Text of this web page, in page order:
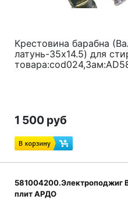
Крестовина барабна
латунь-35x14.5) для
1 500 руб
581004200.Электроподжиг
плит АРДО